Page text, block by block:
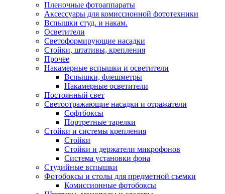
Пленочные фотоаппараты
Аксессуары для комиссионной фототехники
Вспышки студ. и накам.
Осветители
Светоформирующие насадки
Стойки, штативы, крепления
Прочее
Накамерные вспышки и осветители
Вспышки, флешметры
Накамерные осветители
Постоянный свет
Светоотражающие насадки и отражатели
Софтбоксы
Портретные тарелки
Стойки и системы крепления
Стойки
Стойки и держатели микрофонов
Система установки фона
Студийные вспышки
Фотобоксы и столы для предметной съемки
Комиссионные фотобоксы